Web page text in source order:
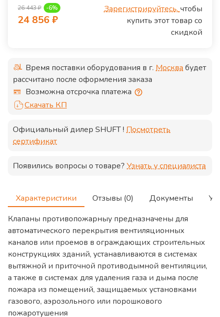
26 443₽ -6%
24 856 ₽
Зарегистрируйтесь,чтобы
купить этот товар со
скидкой
Время поставки оборудования в г. Москвабудет
рассчитано после оформления заказа
Возможна отсрочка платежа
Скачать КП
Официальный дилер SHUFT! Посмотреть
сертификат
Появились вопросы о товаре? Узнать у специалиста
Характеристики Отзывы (0) Документы
Клапаны противопожарныу предназначены для
автоматического перекрытия вентиляционных
каналов или проемов в ограждающих строительных
конструкциях зданий, устанавливаются в системах
вытяжной и приточной противодымной вентиляции,
а также в системах для удаления газа и дыма после
пожара из помещений, защищаемых установками
газового, аэрозольного или порошкового
пожаротушения